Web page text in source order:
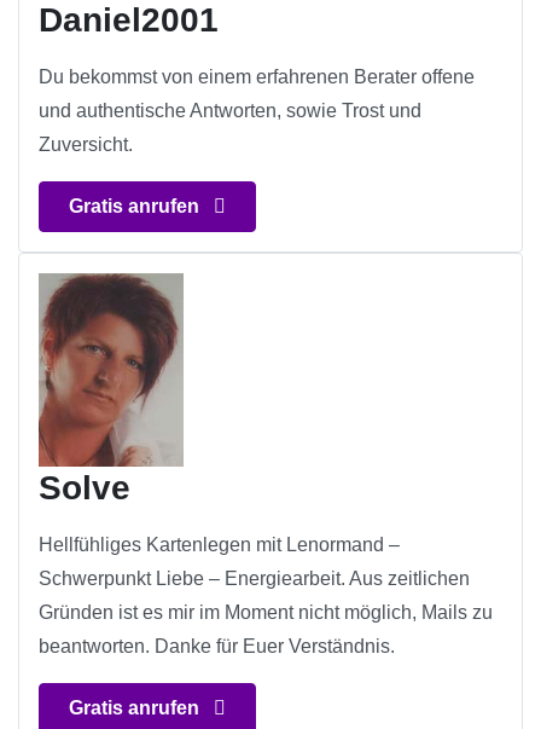
Daniel2001
Du bekommst von einem erfahrenen Berater offene
und authentische Antworten, sowie Trost und
Zuversicht.
Gratis anrufen
Solve
Hellfühliges Kartenlegen mit Lenormand –
Schwerpunkt Liebe – Energiearbeit. Aus zeitlichen
Gründen ist es mir im Moment nicht möglich, Mails zu
beantworten. Danke für Euer Verständnis.
Gratis anrufen